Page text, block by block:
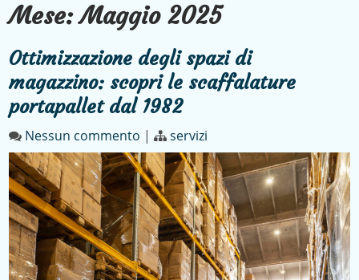
Mese:Maggio 2025
Ottimizzazione degli spazi di
magazzino: scopri le scaffalature
portapallet dal 1982
Nessun commento | servizi